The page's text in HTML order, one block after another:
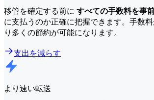
移管を確定する前に すべての手数料を事
に支払うのか正確に把握できます。手数
り多くの節約が可能になります。
支出を減らす
より速い転送